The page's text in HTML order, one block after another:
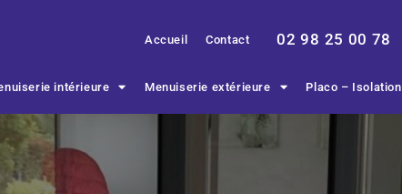
Accueil Contact 02 98 25 00 78
intérieure Menuiserie extérieure Placo – Isolation